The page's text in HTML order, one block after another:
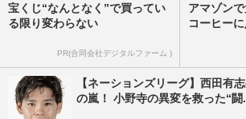
宝くじ“なんとなく”で買ってい
る限り変わらない
PR(合同会社デジタルファーム )
アマゾン
コーヒー
【ネーションズリーグ】西田有
の嵐！ 小野寺の異変を救った“闘